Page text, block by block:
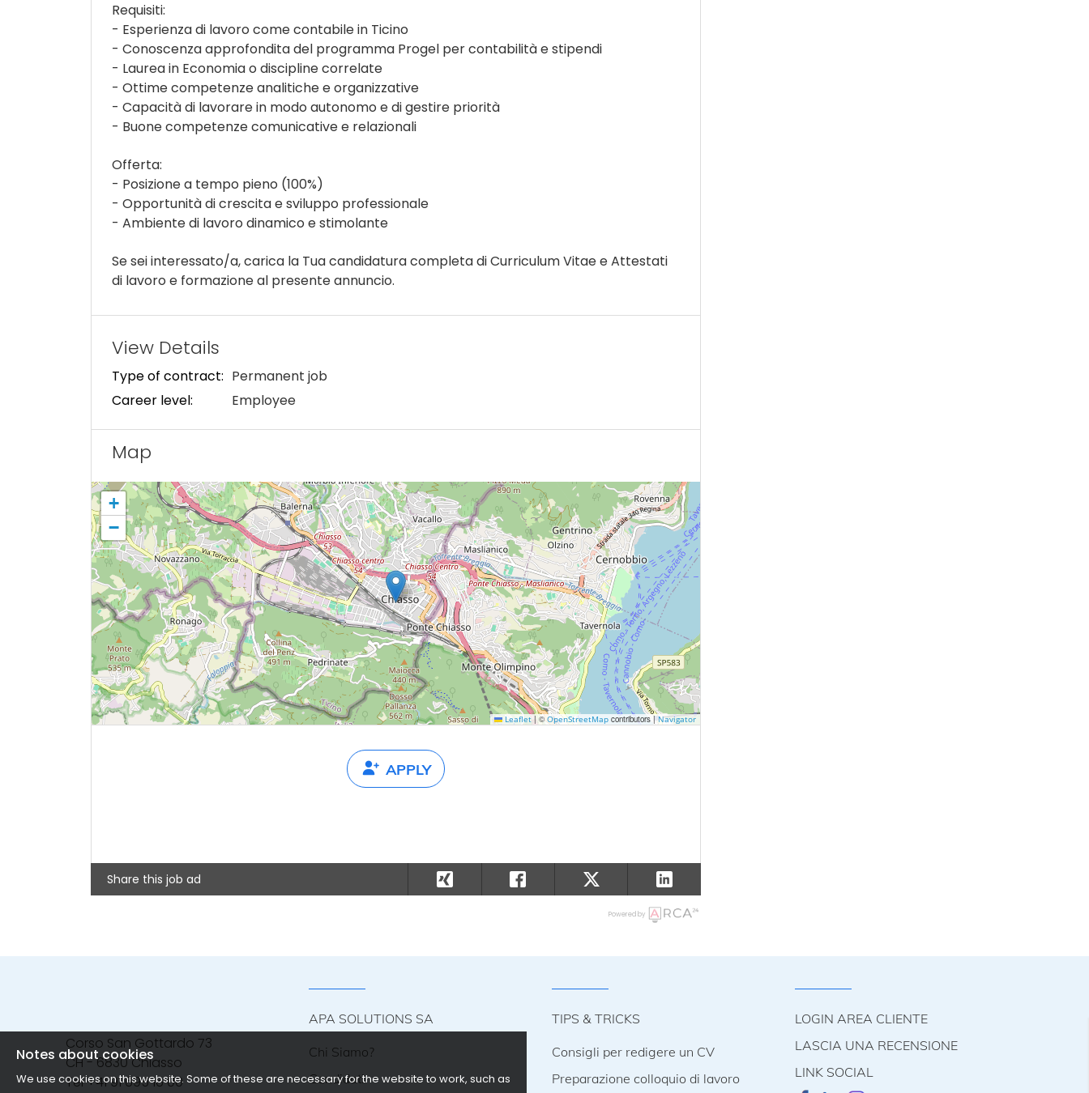
Notes about cookies
We use cookies on this website. Some of these are necessary for the website to work, such as
Requisiti:
- Esperienza di lavoro come contabile in Ticino
- Conoscenza approfondita del programma Progel per contabilità e stipendi
- Laurea in Economia o discipline correlate
- Ottime competenze analitiche e organizzative
- Capacità di lavorare in modo autonomo e di gestire priorità
- Buone competenze comunicative e relazionali
Offerta:
- Posizione a tempo pieno (100%)
- Opportunità di crescita e sviluppo professionale
- Ambiente di lavoro dinamico e stimolante
Se sei interessato/a, carica la Tua candidatura completa di Curriculum Vitae e Attestati
di lavoro e formazione al presente annuncio.
View Details
Type of contract: Permanent job
Career level:
Employee
Map
+
−
Leaflet |©OpenStreetMapcontributors |Navigator
APPLY
Share this job ad
Powered by
Corso San Gottardo 73
CH - 6830 Chiasso
Tel +41 91 695 16 00
APA SOLUTIONS SA
Chi Siamo?
Candidati
TIPS & TRICKS
Consigli per redigere un CV
Preparazione colloquio di lavoro
LOGIN AREA CLIENTE
LASCIA UNA RECENSIONE
LINK SOCIAL